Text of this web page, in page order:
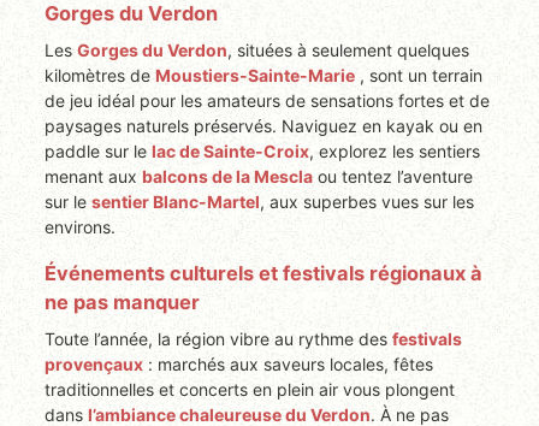
Gorges du Verdon
LesGorges du Verdon, situées à seulement quelques
kilomètres deMoustiers-Sainte-Marie , sont un terrain
de jeu idéal pour les amateurs de sensations fortes et de
paysages naturels préservés. Naviguez en kayak ou en
paddle sur lelac de Sainte-Croix, explorez les sentiers
menant auxbalcons de la Mescla ou tentez l’aventure
sur lesentier Blanc-Martel, aux superbes vues sur les
environs.
Événements culturels et festivals régionaux à
ne pas manquer
Toute l’année, la région vibre au rythme desfestivals
provençaux : marchés aux saveurs locales, fêtes
traditionnelles et concerts en plein air vous plongent
dansl’ambiance chaleureuse du Verdon. À ne pas